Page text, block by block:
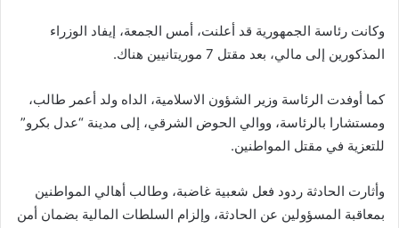
وكانت رئاسة الجمهورية قد أعلنت، أمس الجمعة، إيفاد الوزراء
المذكورين إلى مالي، بعد مقتل 7 موريتانيين هناك.
كما أوفدت الرئاسة وزير الشؤون الاسلامية، الداه ولد أعمر طالب،
ومستشارا بالرئاسة، ووالي الحوض الشرقي، إلى مدينة “عدل بكرو”
للتعزية في مقتل المواطنين.
وأثارت الحادثة ردود فعل شعبية غاضبة، وطالب أهالي المواطنين
بمعاقبة المسؤولين عن الحادثة، وإلزام السلطات المالية بضمان أمن